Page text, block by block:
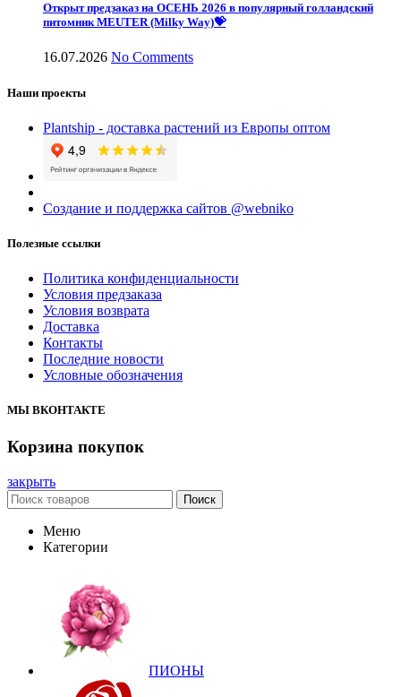
Открыт предзаказ на ОСЕНЬ 2026 в популярный голландский
питомник MEUTER (Milky Way)💝
16.07.2026 No Comments
Наши проекты
Plantship - доставка растений из Европы оптом
Создание и поддержка сайтов @webniko
Полезные ссылки
Политика конфиденциальности
Условия предзаказа
Условия возврата
Доставка
Контакты
Последние новости
Условные обозначения
МЫ ВКОНТАКТЕ
Корзина покупок
закрыть
Поиск
Меню
Категории
ПИОНЫ